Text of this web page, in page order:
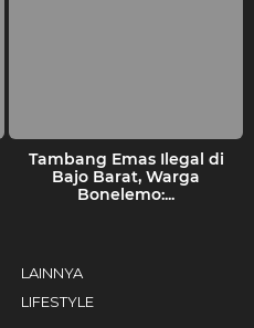
Tambang Emas Ilegal di
Bajo Barat, Warga
Bonelemo:...
LAINNYA
LIFESTYLE